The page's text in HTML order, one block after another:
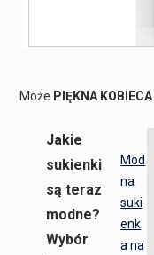
Może PIĘKNA KOBIECA
Mod
na
suki
enk
a na
Jakie
sukienki
są teraz
modne?
Wybór